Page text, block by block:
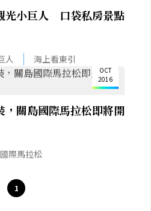
光小巨人 口袋私房景點
人 海上看東引
OCT
2016
，關島國際馬拉松即將開
國際馬拉松
1